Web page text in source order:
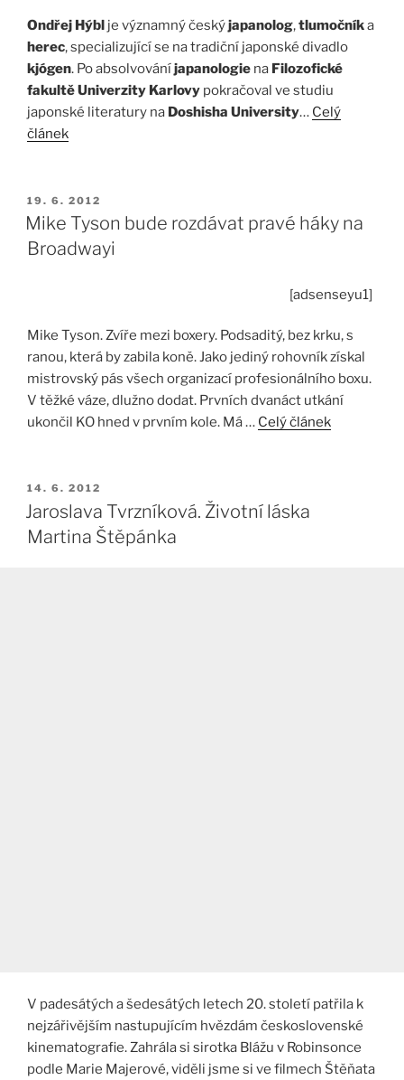
Ondřej Hýbl je významný českýjapanolog,tlumočníka
herec, specializující se na tradiční japonské divadlo
kjógen. Po absolvováníjapanologie na Filozofické
fakultě Univerzity Karlovy pokračoval ve studiu
japonské literatury na Doshisha University… Celý
článek
PUBLIKOVÁNO
19. 6. 2012
Mike Tyson bude rozdávat pravé háky na
Broadwayi
[adsenseyu1]
Mike Tyson. Zvíře mezi boxery. Podsaditý, bez krku, s
ranou, která by zabila koně. Jako jediný rohovník získal
mistrovský pás všech organizací profesionálního boxu.
V těžké váze, dlužno dodat. Prvních dvanáct utkání
ukončil KO hned v prvním kole. Má … Celý článek
PUBLIKOVÁNO
14. 6. 2012
Jaroslava Tvrzníková. Životní láska
Martina Štěpánka
V padesátých a šedesátých letech 20. století patřila k
nejzářivějším nastupujícím hvězdám československé
kinematografie. Zahrála si sirotka Blážu v Robinsonce
podle Marie Majerové, viděli jsme si ve filmech Štěňata